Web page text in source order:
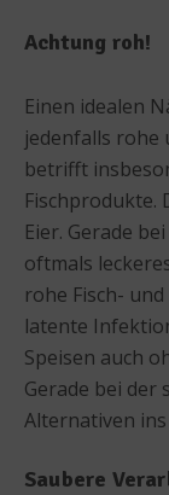
Achtung roh!
Einen idealen
jedenfalls rohe
betrifft
Fischprodukte.
Eier. Gerade
oftmals
rohe Fisch-
latente
Speisen auch
Gerade bei der
Alternativen
Saubere